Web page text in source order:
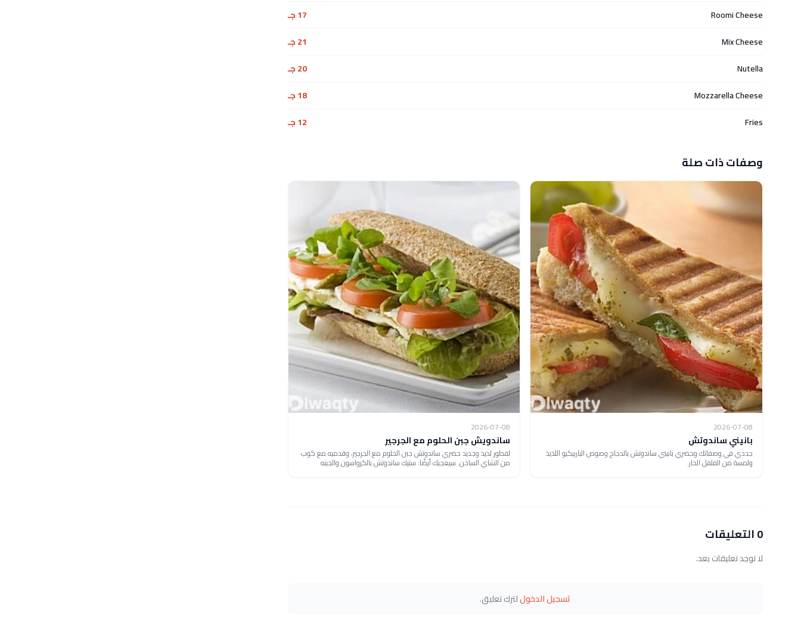
Roomi Cheese
17 جـ
Mix Cheese
21 جـ
Nutella
20 جـ
Mozzarella Cheese
18 جـ
Fries
12 جـ
وصفات ذات صلة
2026-07-08
بانيني ساندوتش
جددي في وصفاتك وحضري بانيني ساندوتش بالدجاج وصوص الباربيكيو اللذيذ
ولمسة من الفلفل الحار.
2026-07-08
ساندويش جبن الحلوم مع الجرجير
لفطور لذيذ وجديد حضري ساندوتش جبن الحلوم مع الجرجير، وقدميه مع كوب
من الشاي الساخن. سيعجبك أيضًا: ستيك ساندوتش بالكرواسون والجبنه
0 التعليقات
لا توجد تعليقات بعد.
تسجيل الدخوللترك تعليق.